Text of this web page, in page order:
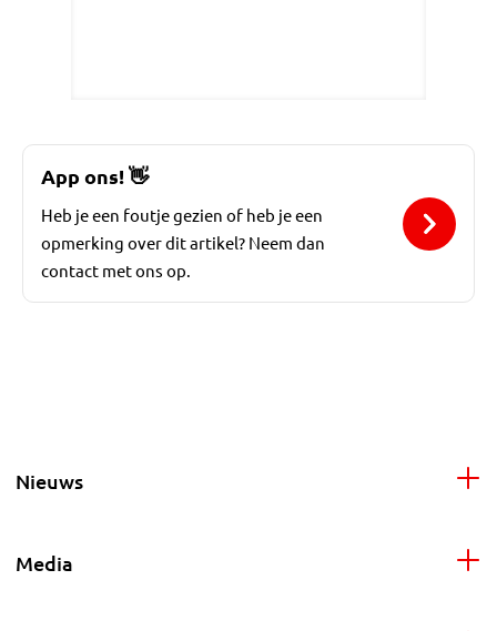
App ons!👋
Heb je een foutje gezien of heb je een
opmerking over dit artikel? Neem dan
contact met ons op.
Nieuws
Media